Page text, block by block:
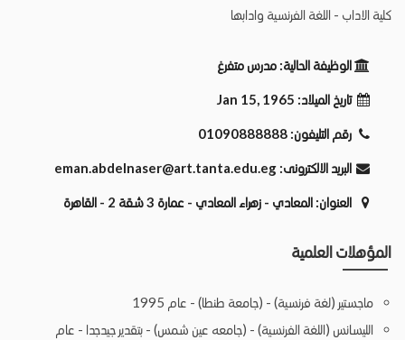
كلية الاداب - اللغة الفرنسية وادابها
الوظيفة الحالية: مدرس متفرغ
تاريخ الميلاد: Jan 15, 1965
رقم التليفون: 01090888888
البريد الالكترونى: eman.abdelnaser@art.tanta.edu.eg
العنوان: المعادي - زهراء المعادي - عمارة 3 شقة 2 - القاهرة
المؤهلات العلمية
ماجستير (لغة فرنسية) - (جامعة طنطا) - عام 1995
الليسانس (اللغة الفرنسية) - (جامعه عين شمس) - بتقدير جيدجدا - عام